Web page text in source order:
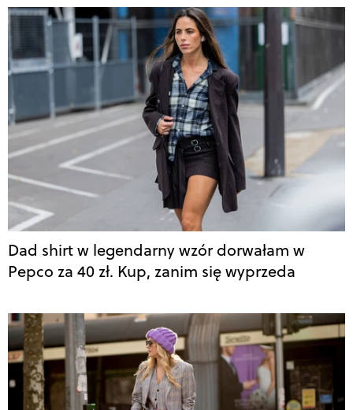
Dad shirt w legendarny wzór dorwałam w
Pepco za 40 zł. Kup, zanim się wyprzeda